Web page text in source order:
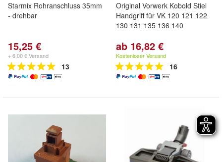
Starmix Rohranschluss 35mm
- drehbar
15,25 €
+ 6,00 € Versand
13
Original Vorwerk Kobold Stiel
Handgriff für VK 120 121 122
130 131 135 136 140
ab 16,82 €
Kostenloser Versand
16